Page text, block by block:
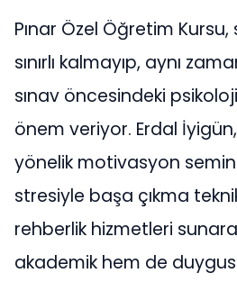
Pınar Özel Öğretim
sınırlı kalmayıp, aynı
sınav öncesindeki
önem veriyor. Erdal
yönelik motivasyon
stresiyle başa çıkma
rehberlik hizmetleri
akademik hem de